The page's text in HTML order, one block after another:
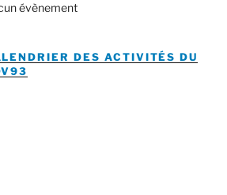
évènement
DES ACTIVITÉS DU